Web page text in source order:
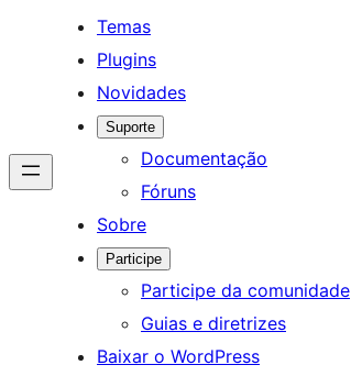
Temas
Plugins
Novidades
Suporte
Documentação
Fóruns
Sobre
Participe
Participe da comunidade
Guias e diretrizes
Baixar o WordPress